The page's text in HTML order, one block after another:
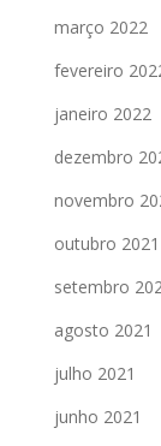
março 2022
fevereiro
janeiro 2022
dezembro
novembro
outubro 2021
setembro
agosto 2021
julho 2021
junho 2021